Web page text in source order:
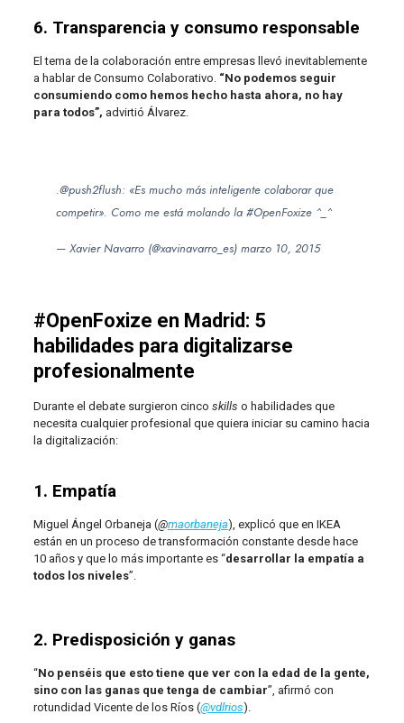
6. Transparencia y consumo responsable
El tema de la colaboración entre empresas llevó inevitablemente
a hablar de Consumo Colaborativo. “No podemos seguir
consumiendo como hemos hecho hasta ahora, no hay
para todos”, advirtió Álvarez.
.@push2flush: «Es mucho más inteligente colaborar que
competir». Como me está molando la #OpenFoxize^_^
— Xavier Navarro (@xavinavarro_es) marzo 10, 2015
#OpenFoxize en Madrid: 5
habilidades para digitalizarse
profesionalmente
Durante el debate surgieron cinco skills o habilidades que
necesita cualquier profesional que quiera iniciar su camino hacia
la digitalización:
1. Empatía
Miguel Ángel Orbaneja (@maorbaneja), explicó que en IKEA
están en un proceso de transformación constante desde hace
10 años y que lo más importante es “desarrollar la empatía a
todos los niveles”.
2. Predisposición y ganas
“No penséis que esto tiene que ver con la edad de la gente,
sino con las ganas que tenga de cambiar”, afirmó con
rotundidad Vicente de los Ríos (@vdlrios).